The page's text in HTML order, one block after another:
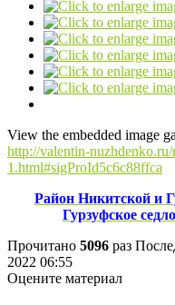
View the embedded image
http://valentin-
1.html#sigProId5c6c88ffca
Район Никитской и
Гурзуфское
Прочитано 5096 раз
2022 06:55
Оцените материал